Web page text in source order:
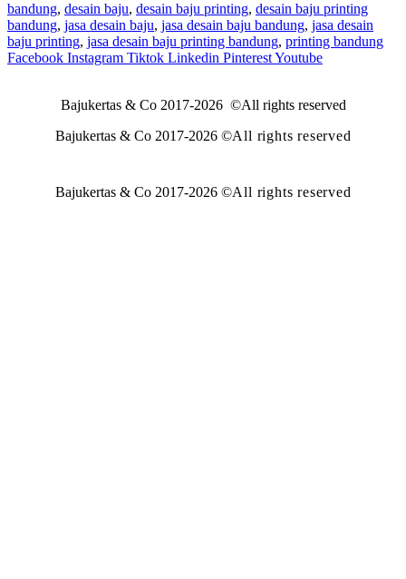
bandung, desain baju, desain baju printing, desain baju printing
bandung, jasa desain baju, jasa desain baju bandung, jasa desain
baju printing, jasa desain baju printing bandung, printing bandung
Facebook Instagram Tiktok Linkedin PinterestYoutube
Bajukertas & Co 2017-2026 ©All rights reserved
Bajukertas & Co 2017-2026 ©All rights reserved
Bajukertas & Co 2017-2026 ©All rights reserved